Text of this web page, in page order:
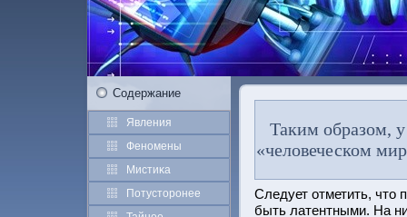
Содержание
Явления
Феномены
Мистиκа
Потустοрοнее
Таким образом,
«человеческом
Следует отметить,
быть латентными. На